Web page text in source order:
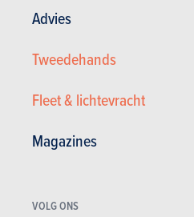
Advies
Tweedehands
Fleet & lichtevracht
Magazines
VOLG ONS
Suzuki AIRCO * 1ER PROPRIETAIRE *